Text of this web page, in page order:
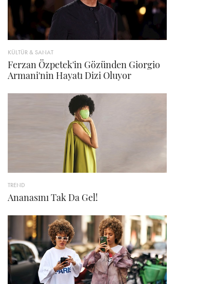
KÜLTÜR & SANAT
Ferzan Özpetek'in Gözünden Giorgio
Armani'nin Hayatı Dizi Oluyor
TREND
Ananasını Tak Da Gel!